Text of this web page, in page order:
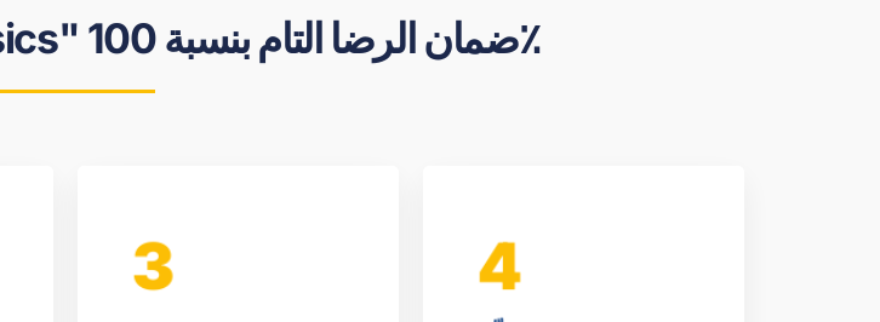
نضمن في "Booking Basics" ضمان الرضا التام بنسبة 100٪
3 4